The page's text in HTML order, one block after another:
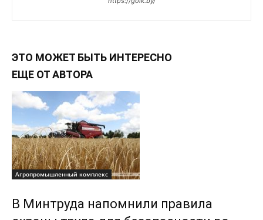
ЭТО МОЖЕТ БЫТЬ ИНТЕРЕСНО
ЕЩЕ ОТ АВТОРА
Агропромышленный комплекс
В Минтруда напомнили правила